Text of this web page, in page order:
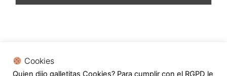
Cookies
Quien dijo galletitas Cookies? Para cumplir con el RGPD le